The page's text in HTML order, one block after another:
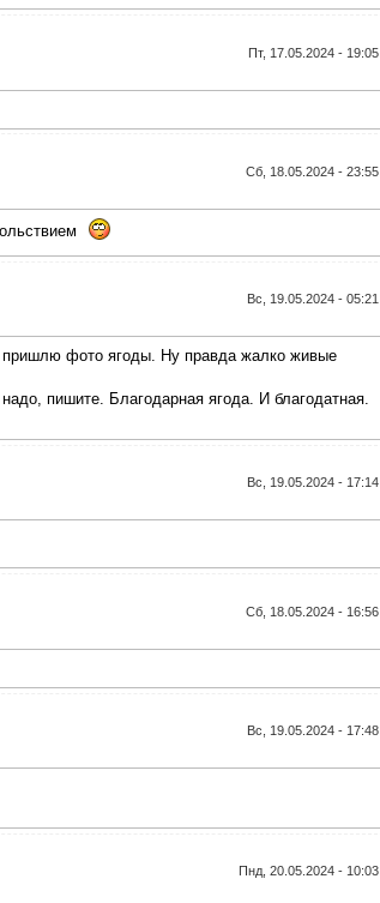
Пт, 17.05.2024 - 19:05
Сб, 18.05.2024 - 23:55
Вс, 19.05.2024 - 05:21
пришлю фото ягоды. Ну правда жалко живые
пишите. Благодарная ягода. И благодатная.
Вс, 19.05.2024 - 17:14
Сб, 18.05.2024 - 16:56
Вс, 19.05.2024 - 17:48
Пнд, 20.05.2024 - 10:03